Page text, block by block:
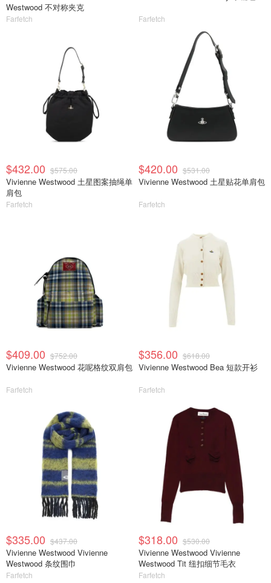
Westwood 不对称夹克
Farfetch Farfetch
$432.00 $575.00
Vivienne Westwood 土星图案抽绳单
肩包
Farfetch
$420.00 $531.00
Vivienne Westwood 土星贴花单肩包
Farfetch
$409.00 $752.00
Vivienne Westwood 花呢格纹双肩包
Farfetch
$356.00 $618.00
Vivienne Westwood Bea 短款开衫
Farfetch
$335.00 $437.00
Vivienne Westwood Vivienne
Westwood 条纹围巾
Farfetch
$318.00 $530.00
Vivienne Westwood Vivienne
Westwood Tit 纽扣细节毛衣
Farfetch